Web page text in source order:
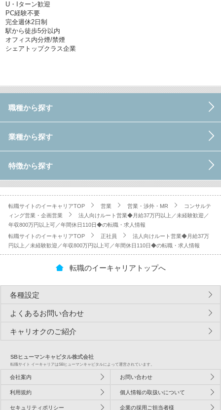
U・Iターン歓迎
PC経験不要
完全週休2日制
駅から徒歩5分以内
オフィス内分煙/禁煙
シェアトップクラス企業
職種から探す
業種から探す
特徴から探す
転職サイトのイーキャリアTOP 営業 営業・渉外・MR
コンサルテ
ィング営業・企画営業
法人向けルート営業◆月給37万円以上／未経験歓迎／
年収800万円以上可／年間休日110日◆の転職・求人情報
転職サイトのイーキャリアTOP
正社員
法人向けルート営業◆月給37万
円以上／未経験歓迎／年収800万円以上可／年間休日110日◆の転職・求人情報
転職のイーキャリアトップへ
各種設定
よくあるお問い合わせ
キャリオクのご紹介
SBヒューマンキャピタル株式会社
転職サイト イーキャリアはSBヒューマンキャピタルによって運営されています。
会社案内 お問い合わせ
利用規約 個人情報の取扱いについて
セキュリティポリシー 企業の採用ご担当者様